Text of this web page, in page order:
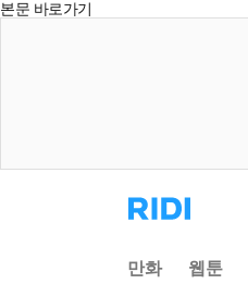
본문 바로가기
리
디
으
로
만화 웹툰